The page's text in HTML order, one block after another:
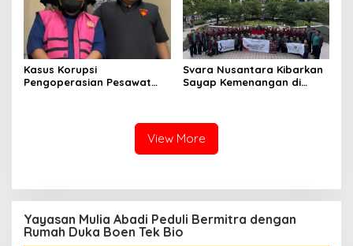
Kasus Korupsi
Pengoperasian Pesawat
Svara Nusantara Kibarkan
Sayap Kemenangan di
View More
Yayasan Mulia Abadi Peduli Bermitra dengan
Rumah Duka Boen Tek Bio